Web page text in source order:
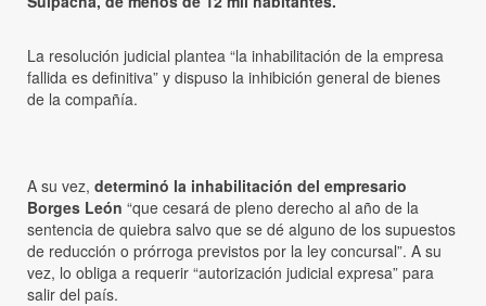
La resolución judicial plantea “la inhabilitación de la empresa
fallida es definitiva” y dispuso la inhibición general de bienes
de la compañía.
A su vez, determinó la inhabilitación del empresario
Borges León “que cesará de pleno derecho al año de la
sentencia de quiebra salvo que se dé alguno de los supuestos
de reducción o prórroga previstos por la ley concursal”. A su
vez, lo obliga a requerir “autorización judicial expresa” para
salir del país.